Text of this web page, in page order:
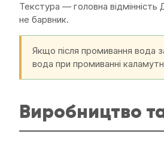
Текстура — головна
не барвник.
Якщо після промивання вода
вода при промиванні
Виробництво